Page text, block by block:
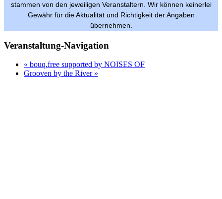
stammen von den jeweiligen Veranstaltern. Wir können keinerlei
Gewähr für die Aktualität und Richtigkeit der Angaben
übernehmen.
Veranstaltung-Navigation
« bouq.free supported by NOISES OF
Grooven by the River »